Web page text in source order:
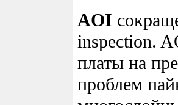
AOI
inspection.
платы на
проблем